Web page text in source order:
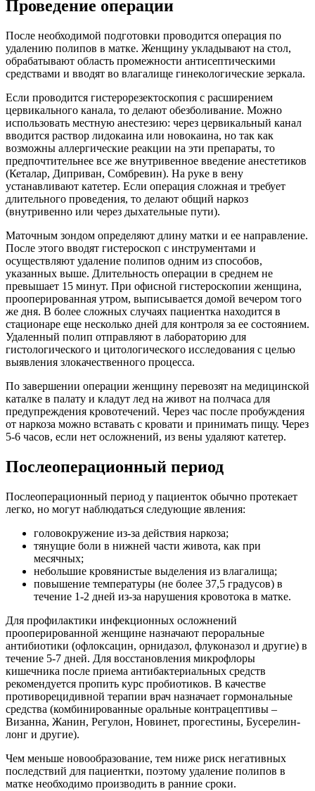
Проведение операции
После необходимой подготовки проводится операция по
удалению полипов в матке. Женщину укладывают на стол,
обрабатывают область промежности антисептическими
средствами и вводят во влагалище гинекологические зеркала.
Если проводится гистерорезектоскопия с расширением
цервикального канала, то делают обезболивание. Можно
использовать местную анестезию: через цервикальный канал
вводится раствор лидокаина или новокаина, но так как
возможны аллергические реакции на эти препараты, то
предпочтительнее все же внутривенное введение анестетиков
(Кеталар, Диприван, Сомбревин). На руке в вену
устанавливают катетер. Если операция сложная и требует
длительного проведения, то делают общий наркоз
(внутривенно или через дыхательные пути).
Маточным зондом определяют длину матки и ее направление.
После этого вводят гистероскоп с инструментами и
осуществляют удаление полипов одним из способов,
указанных выше. Длительность операции в среднем не
превышает 15 минут. При офисной гистероскопии женщина,
прооперированная утром, выписывается домой вечером того
же дня. В более сложных случаях пациентка находится в
стационаре еще несколько дней для контроля за ее состоянием.
Удаленный полип отправляют в лабораторию для
гистологического и цитологического исследования с целью
выявления злокачественного процесса.
По завершении операции женщину перевозят на медицинской
каталке в палату и кладут лед на живот на полчаса для
предупреждения кровотечений. Через час после пробуждения
от наркоза можно вставать с кровати и принимать пищу. Через
5-6 часов, если нет осложнений, из вены удаляют катетер.
Послеоперационный период
Послеоперационный период у пациенток обычно протекает
легко, но могут наблюдаться следующие явления:
головокружение из-за действия наркоза;
тянущие боли в нижней части живота, как при
месячных;
небольшие кровянистые выделения из влагалища;
повышение температуры (не более 37,5 градусов) в
течение 1-2 дней из-за нарушения кровотока в матке.
Для профилактики инфекционных осложнений
прооперированной женщине назначают пероральные
антибиотики (офлоксацин, орнидазол, флуконазол и другие) в
течение 5-7 дней. Для восстановления микрофлоры
кишечника после приема антибактериальных средств
рекомендуется пропить курс пробиотиков. В качестве
противорецидивной терапии врач назначает гормональные
средства (комбинированные оральные контрацептивы –
Визанна, Жанин, Регулон, Новинет, прогестины, Бусерелин-
лонг и другие).
Чем меньше новообразование, тем ниже риск негативных
последствий для пациентки, поэтому удаление полипов в
матке необходимо производить в ранние сроки.